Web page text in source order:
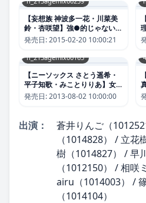
【妄想族 神波多一花・川菜美
鈴・杏咲望】強●的じゃないセ
ルフイラマチオ 03｜
h_213agemix00259
発売日:2015-02-20 10:00:21
h_213agemix00165
【ニーソックス さとう遥希・
平子知歌・みことりりあ】女子
校生のニーハイ脚コキ｜
h_213agemix00165
発売日:2013-08-02 10:00:00
出演：
蒼井りんご（
（1014828） / 立
樹（1014827） / 早
（1012150） / 相
airu（1014003） /
（1014104）